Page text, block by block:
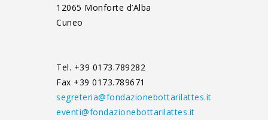
12065 Monforte d’Alba
Cuneo
Tel. +39 0173.789282
Fax +39 0173.789671
segreteria@fondazionebottarilattes.it
eventi@fondazionebottarilattes.it